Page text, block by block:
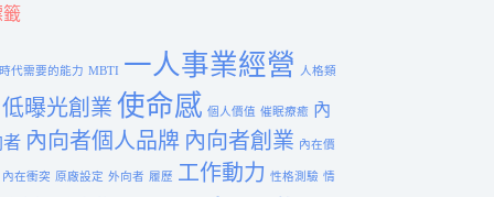
籤
代需要的能力 MBTI 一人事業經營 人格類
低曝光創業 使命感 個人價值 催眠療癒 內
者 內向者個人品牌 內向者創業 內在價
內在衝突 原廠設定 外向者 履歷 工作動力 性格測驗 情